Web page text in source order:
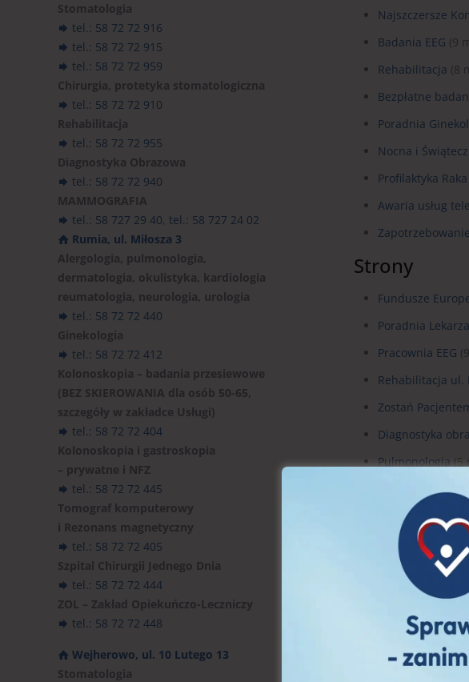
Najszczersze
Badania EEG (9
Rehabilitacja (8
Bezpłatne
Poradnia
Nocna i
Profilaktyka
Awaria usług
Strony
Fundusze
Poradnia
Pracownia EEG
Rehabilitacja ul.
Zostań
Diagnostyka
Pulmonologia (5
(5 maja
Reumatologia (5
Okulistyka
(5
Nocna i
Mammografia (5
Rehabilitacja (5
Protetyka
Stomatologia
tel.: 58 72 72 916
tel.: 58 72 72 915
tel.: 58 72 72 959
Chirurgia, protetyka stomatologiczna
tel.: 58 72 72 910
Rehabilitacja
tel.: 58 72 72 955
Diagnostyka Obrazowa
tel.: 58 72 72 940
MAMMOGRAFIA
tel.: 58 727 29 40, tel.: 58 727 24 02
Rumia, ul. Miłosza 3
Alergologia, pulmonologia,
dermatologia, okulistyka, kardiologia
reumatologia, neurologia, urologia
tel.: 58 72 72 440
Ginekologia
tel.: 58 72 72 412
Kolonoskopia – badania przesiewowe
(BEZ SKIEROWANIA dla osób 50-65,
szczegóły w zakładce Usługi)
tel.: 58 72 72 404
Kolonoskopia i gastroskopia
– prywatne i NFZ
tel.: 58 72 72 445
Tomograf komputerowy
i Rezonans magnetyczny
tel.: 58 72 72 405
Szpital Chirurgii Jednego Dnia
tel.: 58 72 72 444
ZOL – Zakład Opiekuńczo-Leczniczy
tel.: 58 72 72 448
Wejherowo, ul. 10 Lutego 13
Stomatologia